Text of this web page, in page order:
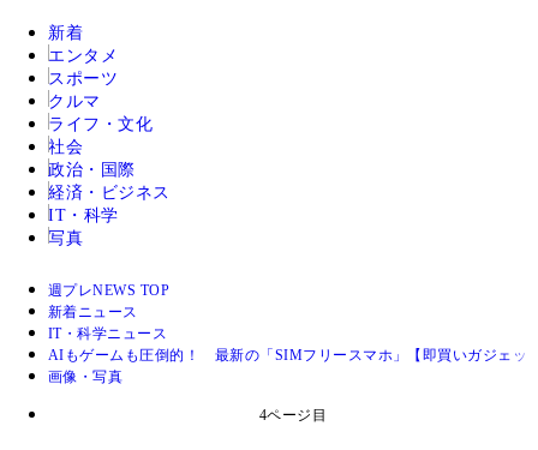
新着
エンタメ
スポーツ
クルマ
ライフ・文化
社会
政治・国際
経済・ビジネス
IT・科学
写真
週プレNEWS TOP
新着ニュース
IT・科学ニュース
AIもゲームも圧倒的！ 最新の「SIMフリースマホ」【即買いガジェッ
画像・写真
4ページ目